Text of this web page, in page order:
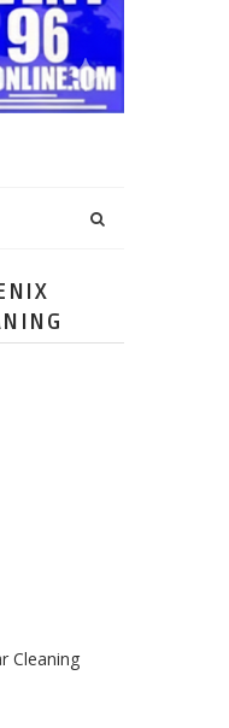
Cleaning